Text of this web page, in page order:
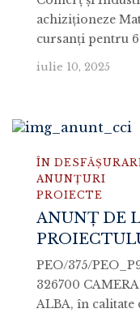
achiziţioneze
cursanți pentru
iulie 10, 2025
ÎN
ANUNȚURI
PROIECTE
ANUNȚ DE
PEO/375/
326700
ALBA, în calitate